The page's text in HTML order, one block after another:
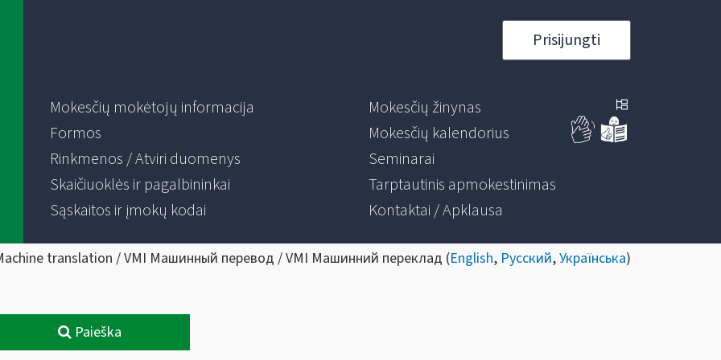
Prisijungti
Mokesčių mokėtojų informacija
Formos
Rinkmenos / Atviri duomenys
Skaičiuoklės ir pagalbininkai
Sąskaitos ir įmokų kodai
Mokesčių žinynas
Mokesčių kalendorius
Seminarai
Tarptautinis apmokestinimas
Kontaktai / Apklausa
translation / VMI Машинный перевод / VMI Машинний переклад (English, Русский,Українська)
Paieška